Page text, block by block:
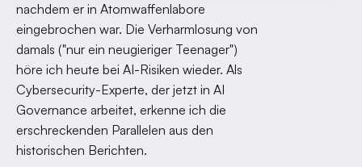
nachdem er in Atomwaffenlabore
eingebrochen war. Die Verharmlosung von
damals ("nur ein neugieriger Teenager")
höre ich heute bei AI-Risiken wieder. Als
Cybersecurity-Experte, der jetzt in AI
Governance arbeitet, erkenne ich die
erschreckenden Parallelen aus den
historischen Berichten.